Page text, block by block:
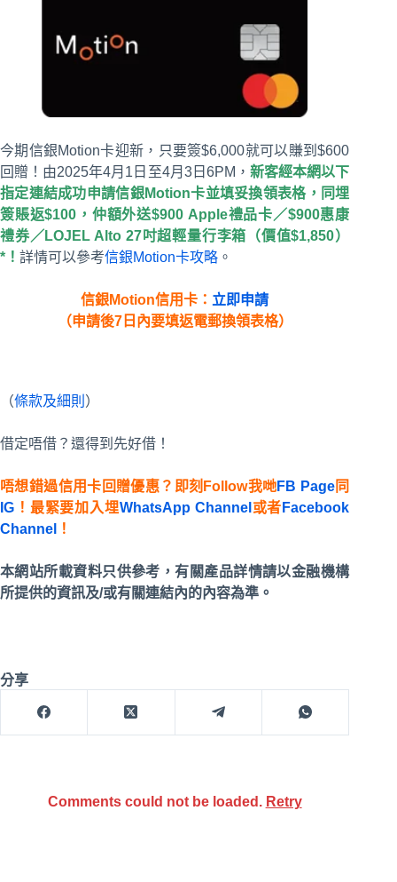
今期信銀Motion卡迎新，只要簽$6,000就可以賺到$600
回贈！由2025年4月1日至4月3日6PM， 新客經本網以下
指定連結成功申請信銀Motion卡並填妥換領表格，同埋
簽賬返$100，仲額外送$900 Apple禮品卡／$900惠康
禮券／LOJEL Alto 27吋超輕量行李箱（價值$1,850）
*！ 詳情可以參考信銀Motion卡攻略 。
信銀Motion信用卡： 立即申請
（申請後7日內要填返電郵換領表格）
（條款及細則 ）
借定唔借？還得到先好借！
唔想錯過信用卡回贈優惠？即刻Follow我哋FB Page同
IG ！最緊要加入埋WhatsApp Channel 或者 Facebook
Channel
！
本網站所載資料只供參考，有關產品詳情請以金融機構
所提供的資訊及/或有關連結內的內容為準。
分享
Comments could not be loaded. Retry